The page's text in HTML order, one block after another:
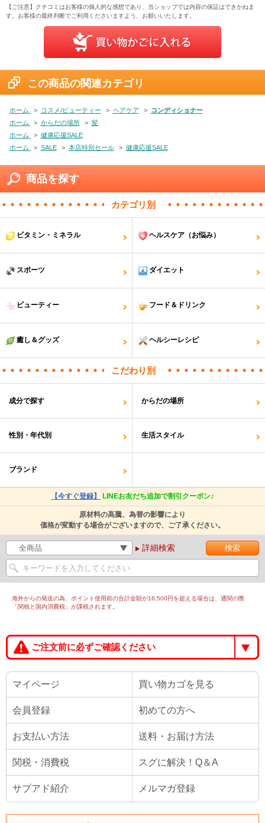
【ご注意】クチコミはお客様の個人的な感想であり、当ショップでは内容の保証はできかねま
す。お客様の最終判断でご利用くださいますよう、お願いいたします。
この商品の関連カテゴリ
ホーム > コスメ/ビューティー > ヘアケア > コンディショナー
ホーム
> からだの場所 > 髪
ホーム
> 健康応援SALE
ホーム
> SALE > 本店特別セール > 健康応援SALE
商品を探す
カテゴリ別
ビタミン・ミネラル ヘルスケア（お悩み）
スポーツ ダイエット
ビューティー フード＆ドリンク
癒し＆グッズ ヘルシーレシピ
こだわり別
成分で探す からだの場所
性別・年代別 生活スタイル
ブランド
【今すぐ登録】 LINEお友だち追加で割引クーポン♪
原材料の高騰、為替の影響により
価格が変動する場合がございますので、ご了承ください。
詳細検索
海外からの発送の為、ポイント使用前の合計金額が16,500円を超える場合は、通関の際
「関税と国内消費税」が課税されます。
ご注文前に必ずご確認ください
マイページ 買い物カゴを見る
会員登録 初めての方へ
お支払い方法 送料・お届け方法
関税・消費税 スグに解決！Q＆A
サプアド紹介 メルマガ登録